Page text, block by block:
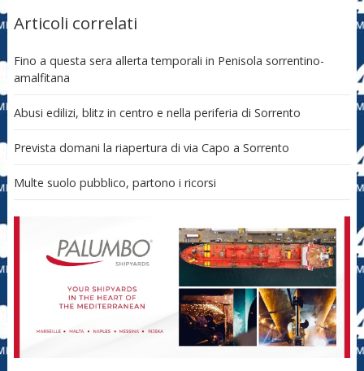
Articoli correlati
Fino a questa sera allerta temporali in Penisola sorrentino-
amalfitana
Abusi edilizi, blitz in centro e nella periferia di Sorrento
Prevista domani la riapertura di via Capo a Sorrento
Multe suolo pubblico, partono i ricorsi